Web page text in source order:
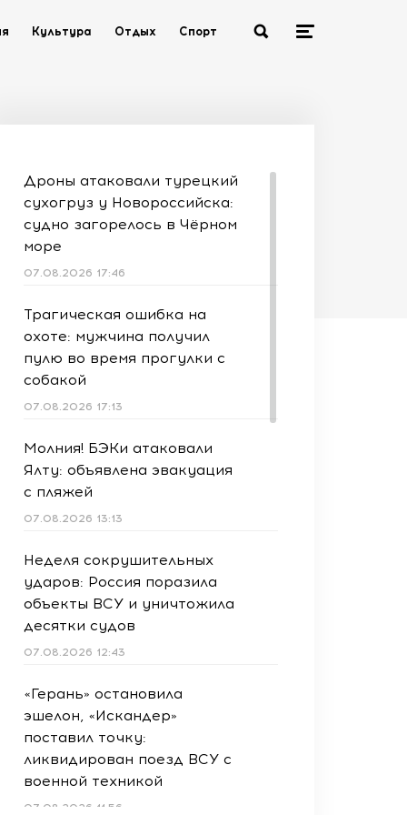
Культура Отдых Спорт
Дроны атаковали турецкий
сухогруз у Новороссийска:
судно загорелось в Чёрном
море
07.08.2026 17:46
Трагическая ошибка на
охоте: мужчина получил
пулю во время прогулки с
собакой
07.08.2026 17:13
Молния! БЭКи атаковали
Ялту: объявлена эвакуация
с пляжей
07.08.2026 13:13
Неделя сокрушительных
ударов: Россия поразила
объекты ВСУ и уничтожила
десятки судов
07.08.2026 12:43
«Герань» остановила
эшелон, «Искандер»
поставил точку:
ликвидирован поезд ВСУ с
военной техникой
07.08.2026 11:56